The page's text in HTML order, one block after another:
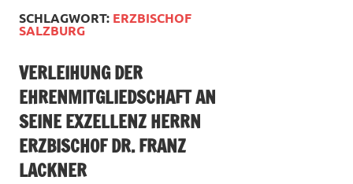
SCHLAGWORT: ERZBISCHOF
SALZBURG
VERLEIHUNG DER
EHRENMITGLIEDSCHAFT AN
SEINE EXZELLENZ HERRN
ERZBISCHOF DR. FRANZ
LACKNER